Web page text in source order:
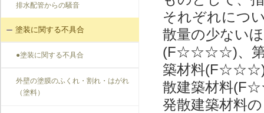
排水配管からの騒音
塗装に関する不具合
●塗装に関する不具合
外壁の塗膜のふくれ・割れ・はがれ
（塗料）
それぞれにつ
散量の少ない
(F☆☆☆☆)、第3
築材料(F☆☆☆)
散建築材料
発散建築材料